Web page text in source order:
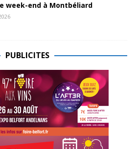
week-end à Montbéliard
PUBLICITES